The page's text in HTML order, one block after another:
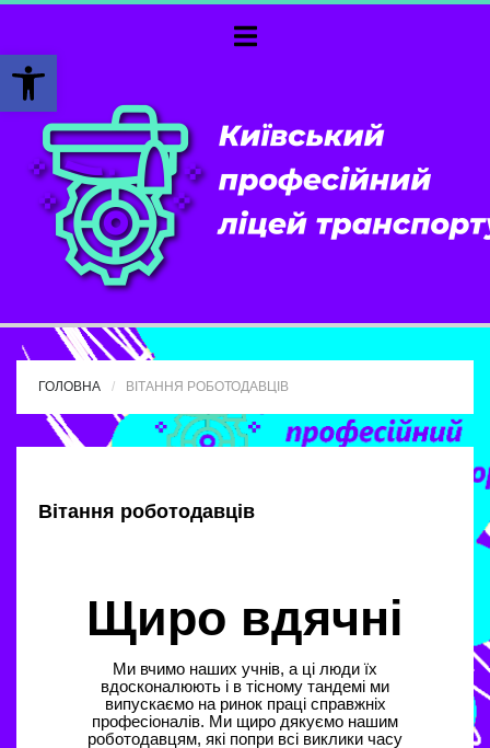
Відкрити Панель інструментів
ГОЛОВНА ВІТАННЯ РОБОТОДАВЦІВ
Вітання роботодавців
Щиро вдячні
Ми вчимо наших учнів, а ці люди їх
вдосконалюють і в тісному тандемі ми
випускаємо на ринок праці справжніх
професіоналів. Ми щиро дякуємо нашим
роботодавцям, які попри всі виклики часу